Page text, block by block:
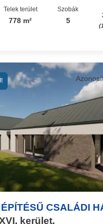
Telek terület
778 m²
Szobák
5
CSALÁDI
kerület,